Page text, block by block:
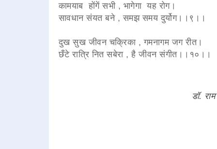
कामयाब होंगें सभी , भागेगा यह रोग।
सावधान संयत बने , समझ समय दुर्योग।।९।।
दुख सुख जीवन चक्रिका , गमनागम जग रीत।
छँटे रात्रि नित सबेरा , है जीवन संगीत।।१०।।
डॉ.